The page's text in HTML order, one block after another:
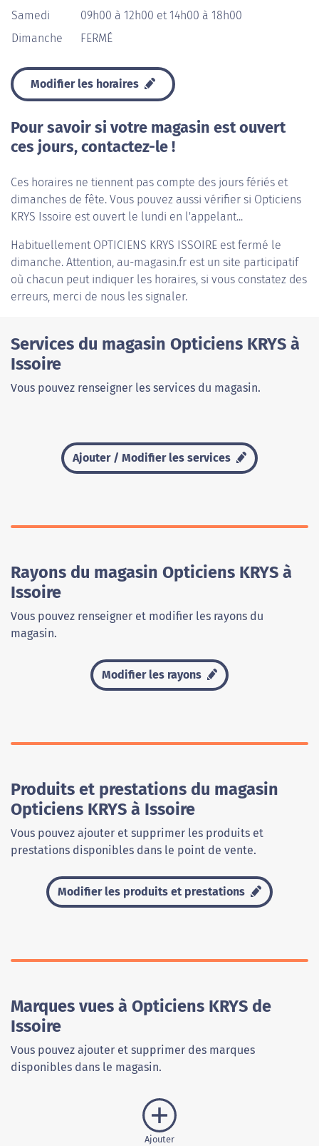
Samedi
09h00 à 12h00 et 14h00 à 18h00
Dimanche
FERMÉ
Modifier les horaires
Pour savoir si votre magasin est ouvert
ces jours, contactez-le !
Ces horaires ne tiennent pas compte des jours fériés et
dimanches de fête. Vous pouvez aussi vérifier si Opticiens
KRYS Issoire est ouvert le lundi en l'appelant...
Habituellement OPTICIENS KRYS ISSOIRE est fermé le
dimanche. Attention, au-magasin.fr est un site participatif
où chacun peut indiquer les horaires, si vous constatez des
erreurs, merci de nous les signaler.
Services du magasin Opticiens KRYS à
Issoire
Vous pouvez renseigner les services du magasin.
Ajouter / Modifier les services
Rayons du magasin Opticiens KRYS à
Issoire
Vous pouvez renseigner et modifier les rayons du
magasin.
Modifier les rayons
Produits et prestations du magasin
Opticiens KRYS à Issoire
Vous pouvez ajouter et supprimer les produits et
prestations disponibles dans le point de vente.
Modifier les produits et prestations
Marques vues à Opticiens KRYS de
Issoire
Vous pouvez ajouter et supprimer des marques
disponibles dans le magasin.
Ajouter